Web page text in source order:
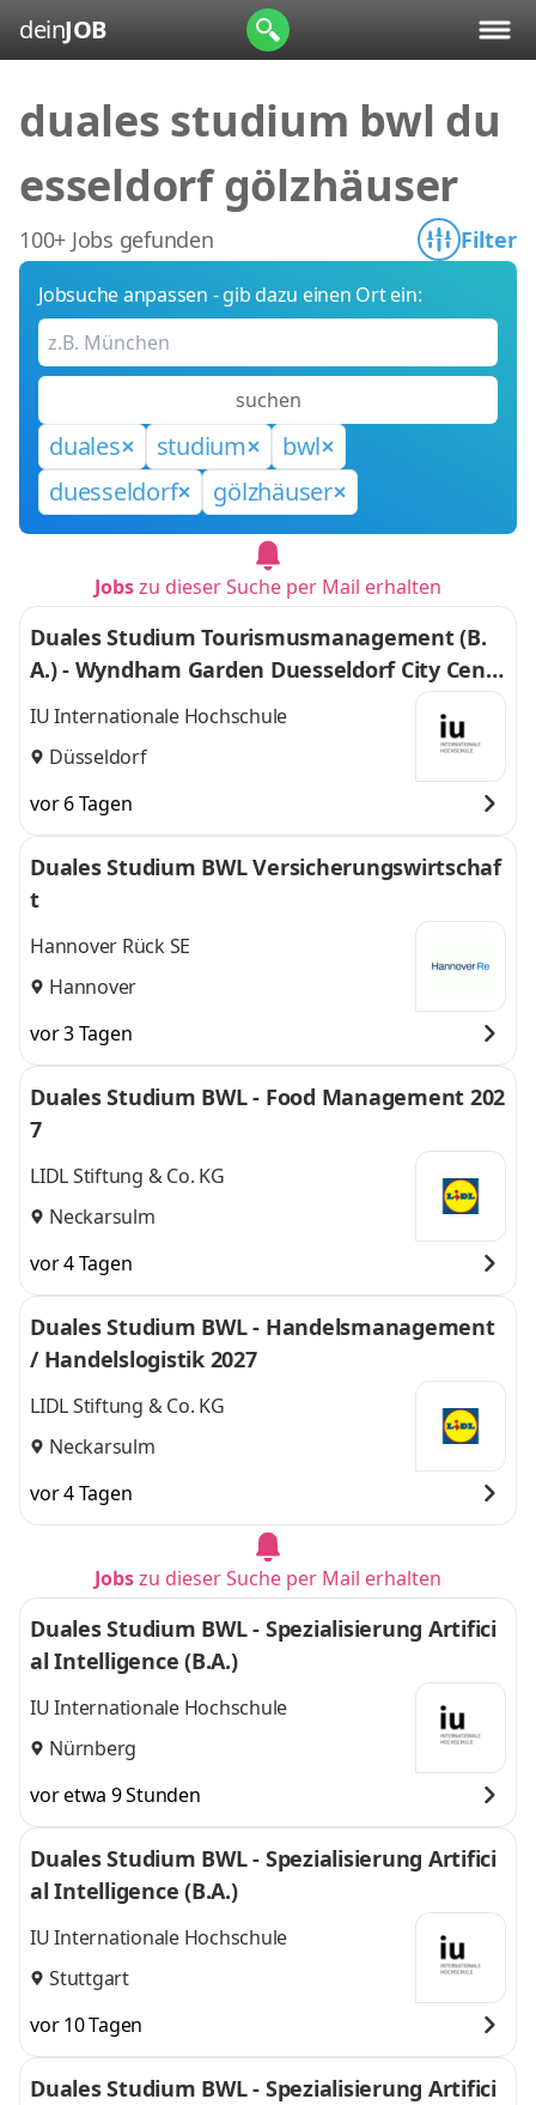
deinJOB
duales studium bwl du
esseldorf gölzhäuser
100+ Jobs gefunden Filter
Jobsuche anpassen - gib dazu einen Ort ein:
suchen
duales studium
bwl
duesseldorf
gölzhäuser
Jobszu dieser Suche per Mail erhalten
Duales Studium Tourismusmanagement (B.
A.) - Wyndham Garden Duesseldorf City Centr
e Koenigsallee Hotel
IU Internationale Hochschule
Düsseldorf
vor 6 Tagen
Duales Studium BWL Versicherungswirtschaf
t
Hannover Rück SE
Hannover
vor 3 Tagen
Duales Studium BWL - Food Management 202
7
LIDL Stiftung & Co. KG
Neckarsulm
vor 4 Tagen
Duales Studium BWL - Handelsmanagement
/ Handelslogistik 2027
LIDL Stiftung & Co. KG
Neckarsulm
vor 4 Tagen
Jobszu dieser Suche per Mail erhalten
Duales Studium BWL - Spezialisierung Artifici
al Intelligence (B.A.)
IU Internationale Hochschule
Nürnberg
vor etwa 9 Stunden
Duales Studium BWL - Spezialisierung Artifici
al Intelligence (B.A.)
IU Internationale Hochschule
Stuttgart
vor 10 Tagen
Duales Studium BWL - Spezialisierung Artifici